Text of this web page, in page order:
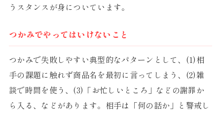
うスタンスが身についています。
つかみでやってはいけないこと
つかみで失敗しやすい典型的なパターンとして、(1)相
手の課題に触れず商品名を最初に言ってしまう、(2)雑
談で時間を使う、(3)「お忙しいところ」などの謝罪か
ら入る、などがあります。相手は「何の話か」と警戒し